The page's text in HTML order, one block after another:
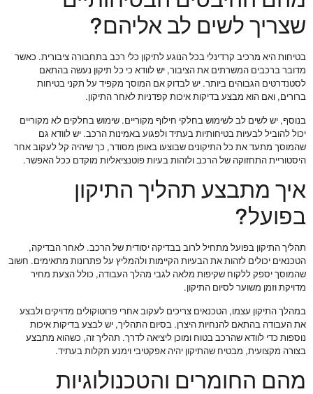
שצריך לשים לב אליהם?
בטיחות היא מרכיב קרדינלי בכל הנוגע לתיקון כלי רכב בתחבורה ציבורית. כאשר
מדובר ברכבים המשרתים את הציבור, יש לוודא כי כל תיקון נעשה בהתאם
לסטנדרטים הגבוהים ביותר. יש לבדוק אם המוסך מקפיד על תקני בטיחות
ברורים, ואם הוא מבצע בדיקות איכות קפדניות לאחר התיקון.
בנוסף, יש לשים לב לשימוש בחלקי חילוף מקוריים. שימוש בחלקים לא מקוריים
יכול להוביל לבעיות בטיחותיות בעתיד ולפגוע באמינות הרכב. יש לוודא גם
שהמוסך מתעד את כל התיקונים שבוצעו באופן מסודר, כך שיהיה קל לעקוב אחר
היסטוריית התחזוקה של הרכב ולזהות בעיות פוטנציאליות מוקדם ככל האפשר.
איך מתבצע תהליך התיקון
בפועל?
תהליך התיקון בפועל מתחיל לרוב בבדיקה יסודית של הרכב. לאחר הבדיקה,
הטכנאים יכולים לזהות את הבעיות הקיימות ולהמליץ על פתרונות מתאימים. חשוב
שהמוסך יספק ללקוח שקיפות מלאה לגבי מהלך העבודה, כולל הצעת מחיר
מדויקת וזמן משוער לסיום התיקון.
במהלך התיקון עצמו, הטכנאים צריכים לעקוב אחרי פרוטוקולים מדויקים ולבצע
את העבודה בהתאם להנחיות היצרן. בסיום התהליך, יש לבצע בדיקות איכות
נוספות כדי לוודא שהרכב בטוח ומוכן ליציאה לדרך. תהליך זה, כשהוא מתבצע
בצורה מקצועית, מבטיח שהתיקון יהיה אפקטיבי וימנע תקלות בעתיד.
מהם החומרים והטכנולוגיות